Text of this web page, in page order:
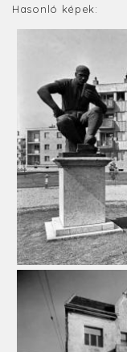
Hasonló képek: